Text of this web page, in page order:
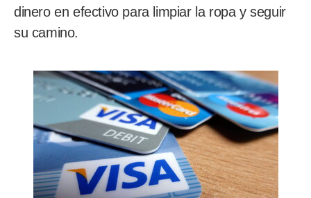
dinero en efectivo para limpiar la ropa y seguir
su camino.